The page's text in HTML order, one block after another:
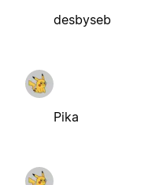
desbyseb
Pika